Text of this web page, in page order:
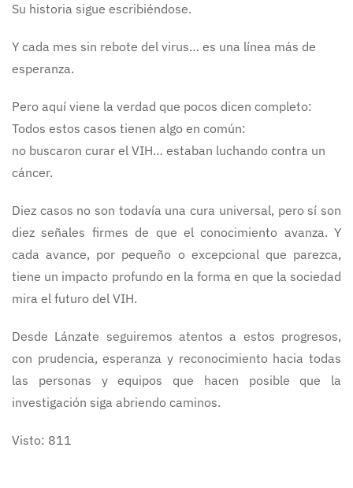
Su historia sigue escribiéndose.
Y cada mes sin rebote del virus… es una línea más de
esperanza.
Pero aquí viene la verdad que pocos dicen completo:
Todos estos casos tienen algo en común:
no buscaron curar el VIH… estaban luchando contra un
cáncer.
Diez casos no son todavía una cura universal, pero sí son
diez señales firmes de que el conocimiento avanza. Y
cada avance, por pequeño o excepcional que parezca,
tiene un impacto profundo en la forma en que la sociedad
mira el futuro del VIH.
Desde Lánzate seguiremos atentos a estos progresos,
con prudencia, esperanza y reconocimiento hacia todas
las personas y equipos que hacen posible que la
investigación siga abriendo caminos.
Visto: 811